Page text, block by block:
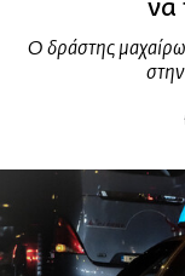
να
Ο δράστης